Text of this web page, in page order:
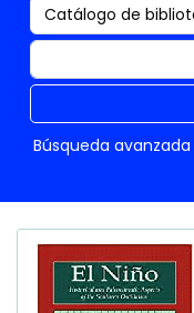
Búsqueda avanzada